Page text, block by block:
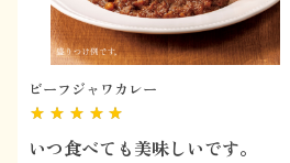
ビーフジャワカレー
☆☆☆☆☆
いつ食べても美味しいです。